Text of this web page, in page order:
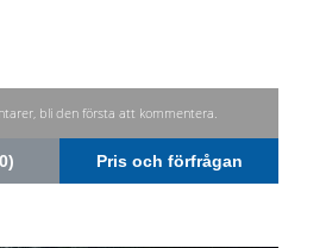
bli den första att kommentera.
Pris och förfrågan